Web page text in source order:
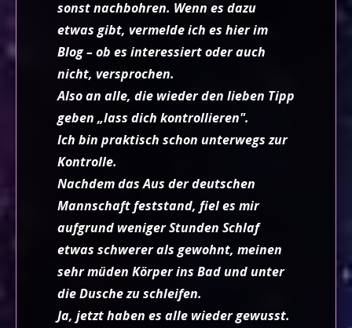
sonst nachbohren. Wenn es dazu
etwas gibt, vermelde ich es hier im
Blog – ob es interessiert oder auch
nicht, versprochen.
Also an alle, die wieder den lieben Tipp
geben „lass dich kontrollieren".
Ich bin praktisch schon unterwegs zur
Kontrolle.
Nachdem das Aus der deutschen
Mannschaft feststand, fiel es mir
aufgrund weniger Stunden Schlaf
etwas schwerer als gewohnt, meinen
sehr müden Körper ins Bad und unter
die Dusche zu schleifen.
Ja, jetzt haben es alle wieder gewusst.